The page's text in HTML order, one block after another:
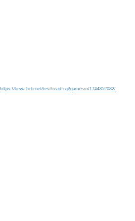
https://krsw.5ch.net/test/read.cgi/gamesm/1744852082/